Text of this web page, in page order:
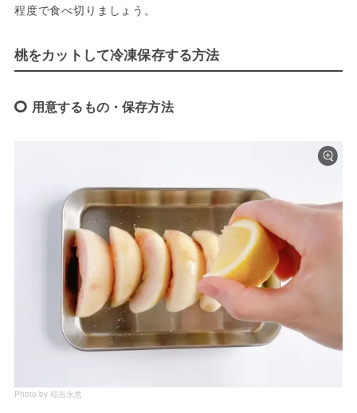
程度で食べ切りましょう。
桃をカットして冷凍保存する方法
用意するもの・保存方法
Photo by 稲吉永恵